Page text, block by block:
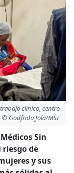
clínico, centro
Godfrida Jola/MSF
Sin
riesgo de
y sus